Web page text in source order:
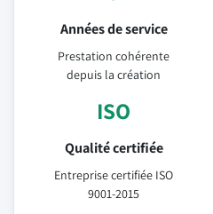
Années de service
Prestation cohérente
depuis la création
ISO
Qualité certifiée
Entreprise certifiée ISO
9001-2015